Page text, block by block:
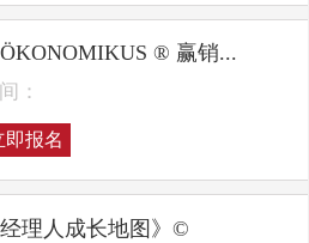
ÖKONOMIKUS ® 赢销...
：
即报名
经理人成长地图》©